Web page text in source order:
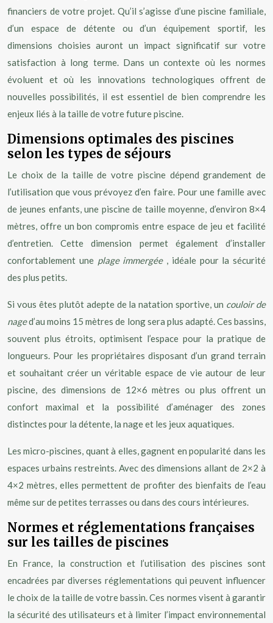
financiers de votre projet. Qu’il s’agisse d’une piscine familiale,
d’un espace de détente ou d’un équipement sportif, les
dimensions choisies auront un impact significatif sur votre
satisfaction à long terme. Dans un contexte où les normes
évoluent et où les innovations technologiques offrent de
nouvelles possibilités, il est essentiel de bien comprendre les
enjeux liés à la taille de votre future piscine.
Dimensions optimales des piscines
selon les types de séjours
Le choix de la taille de votre piscine dépend grandement de
l’utilisation que vous prévoyez d’en faire. Pour une famille avec
de jeunes enfants, une piscine de taille moyenne, d’environ 8×4
mètres, offre un bon compromis entre espace de jeu et facilité
d’entretien. Cette dimension permet également d’installer
confortablement une plage immergée , idéale pour la sécurité
des plus petits.
Si vous êtes plutôt adepte de la natation sportive, un couloir de
naged’au moins 15 mètres de long sera plus adapté. Ces bassins,
souvent plus étroits, optimisent l’espace pour la pratique de
longueurs. Pour les propriétaires disposant d’un grand terrain
et souhaitant créer un véritable espace de vie autour de leur
piscine, des dimensions de 12×6 mètres ou plus offrent un
confort maximal et la possibilité d’aménager des zones
distinctes pour la détente, la nage et les jeux aquatiques.
Les micro-piscines, quant à elles, gagnent en popularité dans les
espaces urbains restreints. Avec des dimensions allant de 2×2 à
4×2 mètres, elles permettent de profiter des bienfaits de l’eau
même sur de petites terrasses ou dans des cours intérieures.
Normes et réglementations françaises
sur les tailles de piscines
En France, la construction et l’utilisation des piscines sont
encadrées par diverses réglementations qui peuvent influencer
le choix de la taille de votre bassin. Ces normes visent à garantir
la sécurité des utilisateurs et à limiter l’impact environnemental